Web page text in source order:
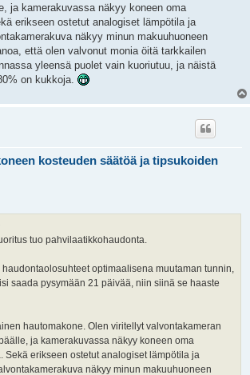
ja kamerakuvassa näkyy koneen oma
erikseen ostetut analogiset lämpötila ja
näkyy minun makuuhuoneen
että olen valvonut monia öitä tarkkailen
yleensä puolet vain kuoriutuu, ja näistä
on kukkoja.
kosteuden säätöä ja tipsukoiden
tuo pahvilaatikkohaudonta.
optimaalisena muutaman tunnin,
saada pysymään 21 päivää, niin siinä se haaste
hautomakone. Olen viritellyt valvontakameran
ja kamerakuvassa näkyy koneen oma
Sekä erikseen ostetut analogiset lämpötila ja
näkyy minun makuuhuoneen